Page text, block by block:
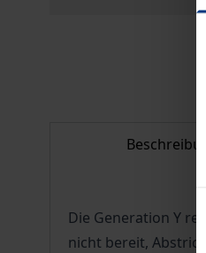
Die Generation Y
nicht bereit,